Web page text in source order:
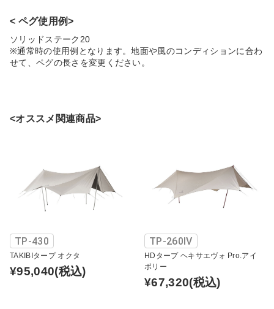
< ペグ使用例>
ソリッドステーク20
※通常時の使用例となります。地面や風のコンディションに合わ
せて、ペグの長さを変更ください。
<オススメ関連商品>
TP-430
TAKIBIタープ オクタ
¥95,040(税込)
TP-260IV
HDタープ ヘキサエヴォ Pro.アイ
ボリー
¥67,320(税込)